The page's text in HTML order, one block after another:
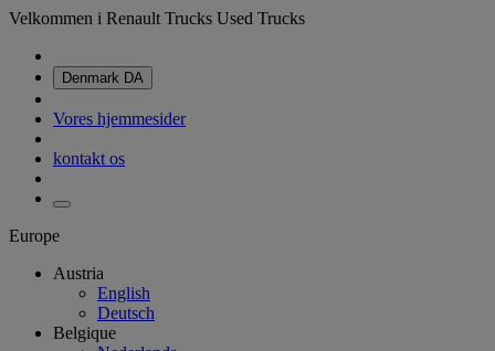
Velkommen i Renault Trucks Used Trucks
Denmark DA
Vores hjemmesider
kontakt os
Europe
Austria
English
Deutsch
Belgique